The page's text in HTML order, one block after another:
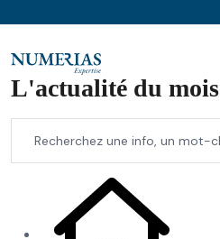
L'actualité du mois